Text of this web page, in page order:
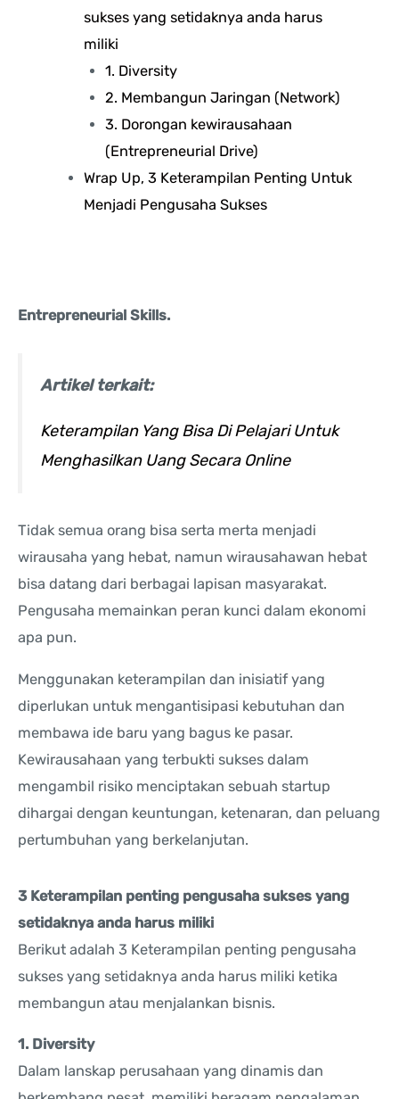
sukses yang setidaknya anda harus
miliki
1. Diversity
2. Membangun Jaringan (Network)
3. Dorongan kewirausahaan
(Entrepreneurial Drive)
Wrap Up, 3 Keterampilan Penting Untuk
Menjadi Pengusaha Sukses
Entrepreneurial Skills.
Artikel terkait:
Keterampilan Yang Bisa Di Pelajari Untuk
Menghasilkan Uang Secara Online
Tidak semua orang bisa serta merta menjadi
wirausaha yang hebat, namun wirausahawan hebat
bisa datang dari berbagai lapisan masyarakat.
Pengusaha memainkan peran kunci dalam ekonomi
apa pun.
Menggunakan keterampilan dan inisiatif yang
diperlukan untuk mengantisipasi kebutuhan dan
membawa ide baru yang bagus ke pasar.
Kewirausahaan yang terbukti sukses dalam
mengambil risiko menciptakan sebuah startup
dihargai dengan keuntungan, ketenaran, dan peluang
pertumbuhan yang berkelanjutan.
3 Keterampilan penting pengusaha sukses yang
setidaknya anda harus miliki
Berikut adalah 3 Keterampilan penting pengusaha
sukses yang setidaknya anda harus miliki ketika
membangun atau menjalankan bisnis.
1. Diversity
Dalam lanskap perusahaan yang dinamis dan